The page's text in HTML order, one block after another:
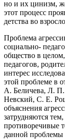
но и их цинизм,
этот процесс
детства во
Проблема
социально-
общество в
педагогов,
интерес
этой проблеме в
А. Беличева, Л.
Невский, С. Е.
объяснения
затрудняются
противоречивые
данной проблемы